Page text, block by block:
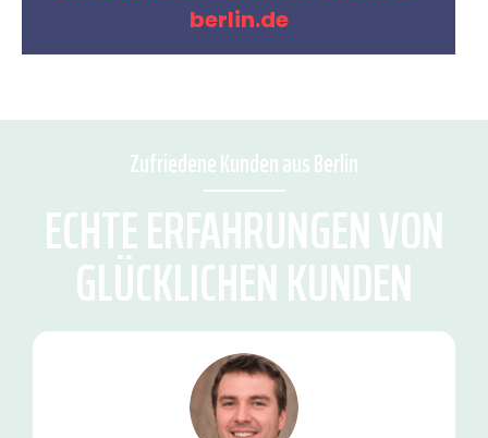
berlin.de
Zufriedene Kunden aus Berlin
ECHTE ERFAHRUNGEN VON
GLÜCKLICHEN KUNDEN